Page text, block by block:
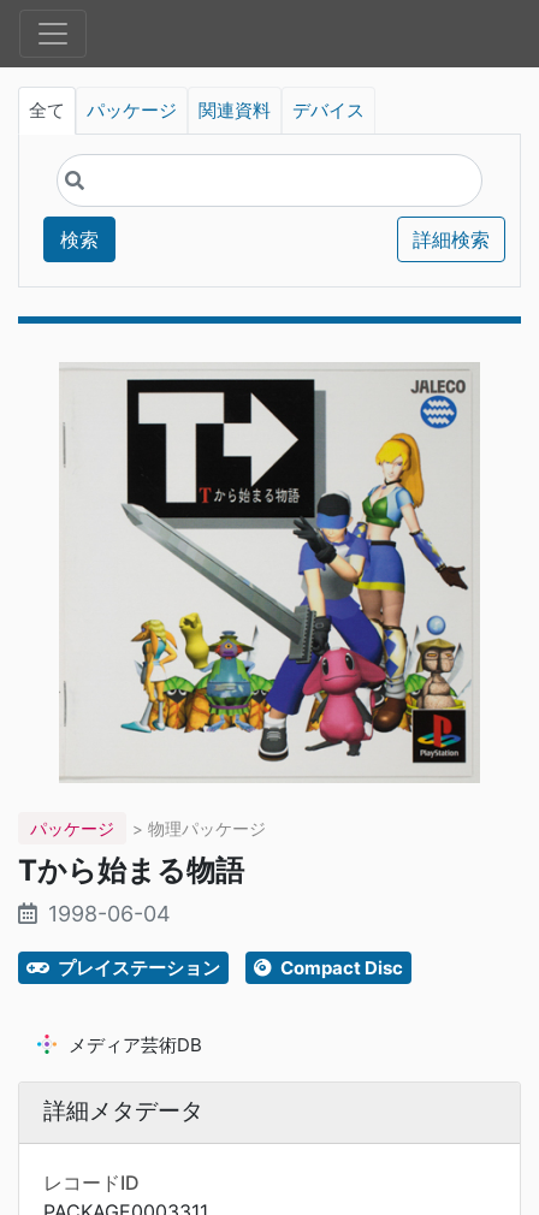
全て パッケージ 関連資料 デバイス
検索 詳細検索
パッケージ > 物理パッケージ
Tから始まる物語
1998-06-04
プレイステーション Compact Disc
メディア芸術DB
詳細メタデータ
レコードID